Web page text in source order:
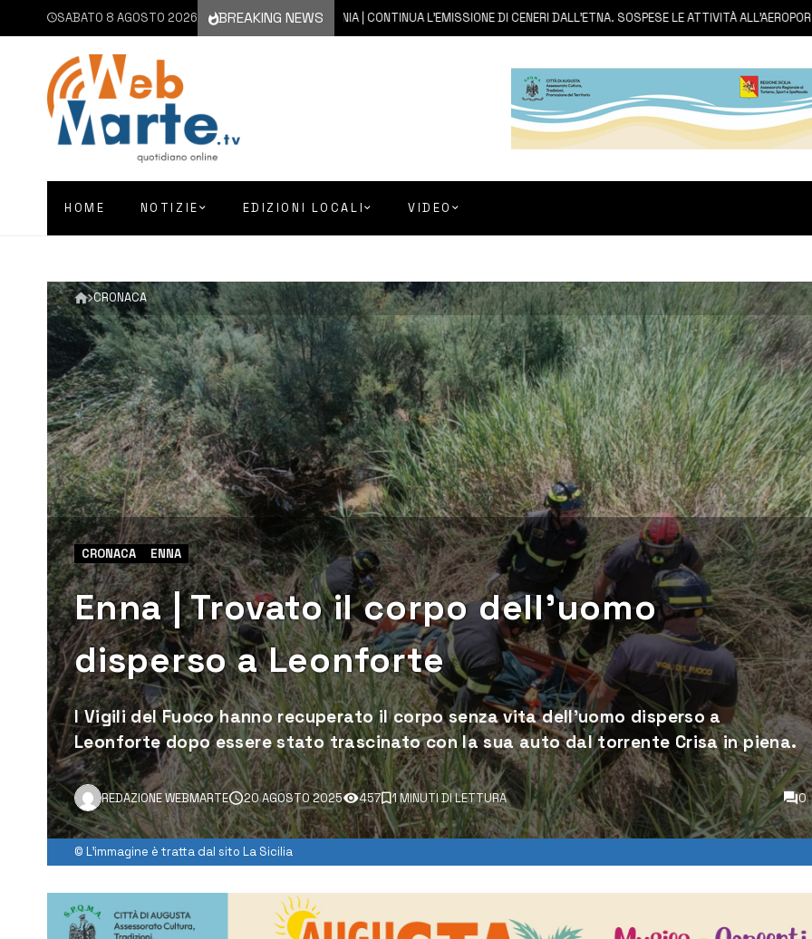
SABATO 8 AGOSTO 2026 BREAKING NEWS
8 AGOSTO 2026 CATANIA | CONTINUA L’EMISSIONE DI CENERI DALL’ETNA. SOSPESE LE ATTIVITÀ ALL’AEROPORTO DI
HOME NOTIZIE EDIZIONI LOCALI VIDEO
CRONACA
© L'immagine è tratta dal sito La Sicilia
CRONACA ENNA
Enna | Trovato il corpo dell’uomo
disperso a Leonforte
I Vigili del Fuoco hanno recuperato il corpo senza vita dell’uomo disperso a
Leonforte dopo essere stato trascinato con la sua auto dal torrente Crisa in piena.
REDAZIONE WEBMARTE 20 AGOSTO 2025 457 1 MINUTI DI LETTURA 0